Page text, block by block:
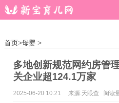
首页>母婴>
多地创新规范网约房管
关企业超124.1万家
2025-06-20 10:21 来源:天眼查 阅读